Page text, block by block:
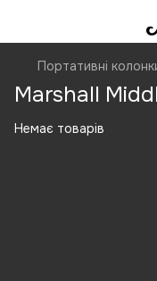
Портативні
Marshall
Немає товарів